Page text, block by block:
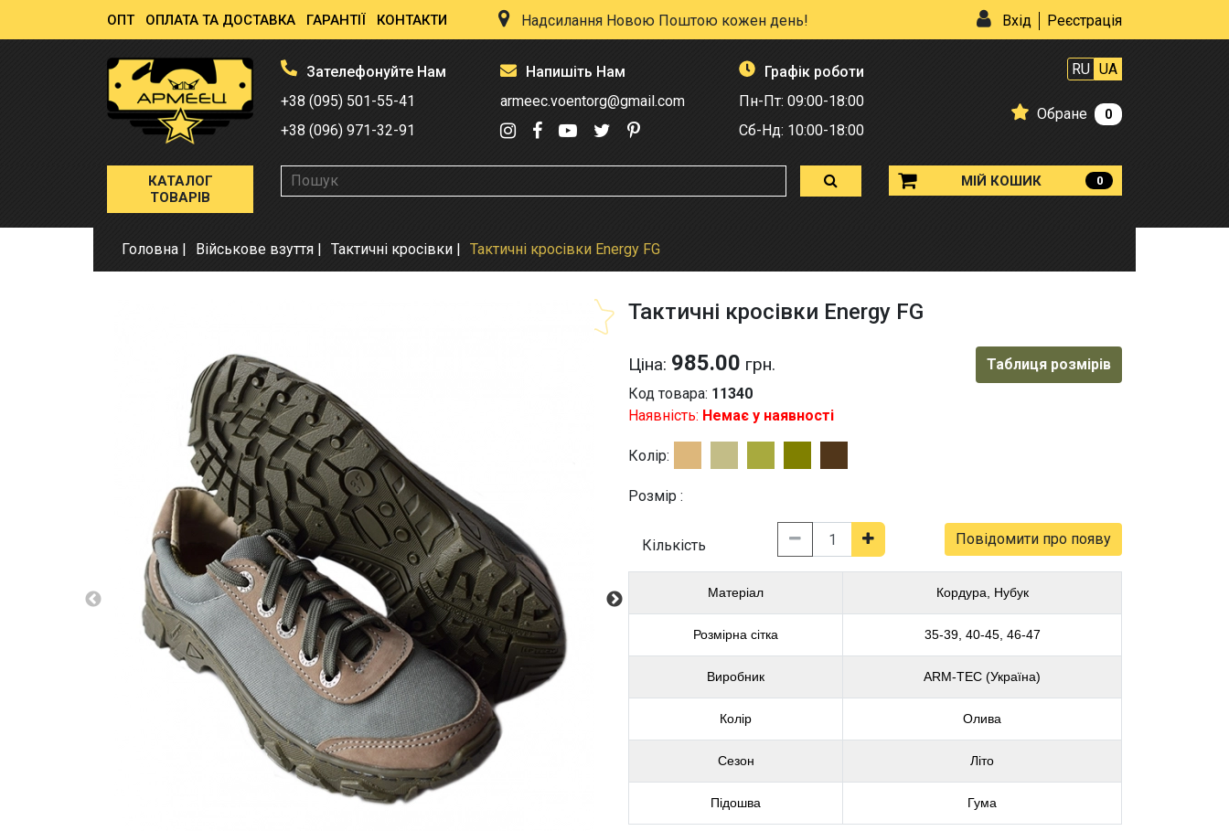
ОПТ ОПЛАТА ТА ДОСТАВКА ГАРАНТІЇ КОНТАКТИ Надсилання Новою Поштою кожен день! Вхід Реєстрація
Зателефонуйте Нам
+38 (095) 501-55-41
+38 (096) 971-32-91
Напишіть Нам
armeec.voentorg@gmail.com
Графік роботи
Пн-Пт: 09:00-18:00
Сб-Нд: 10:00-18:00
RU UA
Обране 0
КАТАЛОГ
ТОВАРІВ
МІЙ КОШИК 0
Головна Військове взуття Тактичні кросівки Тактичні кросівки Energy FG
Тактичні кросівки Energy FG
Ціна: 985.00 грн.
Таблиця розмірів
Код товара: 11340
Наявність: Немає у наявності
Колір:
Розмір :
Кількість Повідомити про появу
Матеріал Кордура, Нубук
Розмірна сітка 35-39, 40-45, 46-47
Виробник ARM-TEC (Україна)
Колір Олива
Сезон Літо
Підошва Гума